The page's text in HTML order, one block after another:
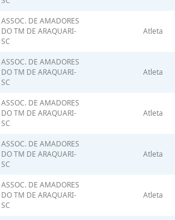
ASSOC. DE AMADORES
DO TM DE ARAQUARI-
SC
Atleta
ASSOC. DE AMADORES
DO TM DE ARAQUARI-
SC
Atleta
ASSOC. DE AMADORES
DO TM DE ARAQUARI-
SC
Atleta
ASSOC. DE AMADORES
DO TM DE ARAQUARI-
SC
Atleta
ASSOC. DE AMADORES
DO TM DE ARAQUARI-
SC
Atleta